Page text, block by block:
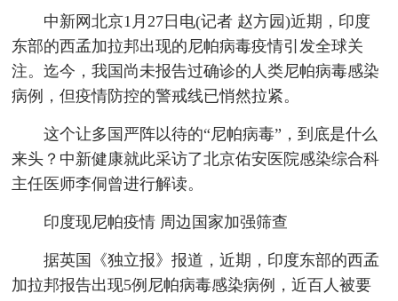
中新网北京1月27日电(记者 赵方园)近期，印度
东部的西孟加拉邦出现的尼帕病毒疫情引发全球关
注。迄今，我国尚未报告过确诊的人类尼帕病毒感染
病例，但疫情防控的警戒线已悄然拉紧。
这个让多国严阵以待的“尼帕病毒”，到底是什么
来头？中新健康就此采访了北京佑安医院感染综合科
主任医师李侗曾进行解读。
印度现尼帕疫情 周边国家加强筛查
据英国《独立报》报道，近期，印度东部的西孟
加拉邦报告出现5例尼帕病毒感染病例，近百人被要